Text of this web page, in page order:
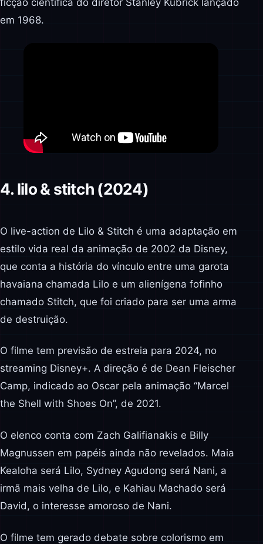
ficção científica do diretor Stanley Kubrick lançado
em 1968.
4. lilo & stitch (2024)
O live-action de Lilo & Stitch é uma adaptação em
estilo vida real da animação de 2002 da Disney,
que conta a história do vínculo entre uma garota
havaiana chamada Lilo e um alienígena fofinho
chamado Stitch, que foi criado para ser uma arma
de destruição.
O filme tem previsão de estreia para 2024, no
streaming Disney+. A direção é de Dean Fleischer
Camp, indicado ao Oscar pela animação “Marcel
the Shell with Shoes On”, de 2021.
O elenco conta com Zach Galifianakis e Billy
Magnussen em papéis ainda não revelados. Maia
Kealoha será Lilo, Sydney Agudong será Nani, a
irmã mais velha de Lilo, e Kahiau Machado será
David, o interesse amoroso de Nani.
O filme tem gerado debate sobre colorismo em